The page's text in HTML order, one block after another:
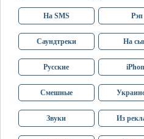
На SMS Рэп
Саундтреки На
Русские
Смешные
Звуки Из